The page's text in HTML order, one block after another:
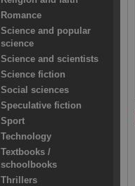
Romance
Science and popular
science
Science and scientists
Science fiction
Social sciences
Speculative fiction
Sport
Technology
Textbooks /
schoolbooks
Thrillers